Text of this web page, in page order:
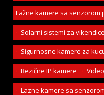
Lažne kamere sa senzorom
Solarni sistemi za vikendice
Sigurnosne kamere za
Bezične IP kamere
Lazne kamere sa